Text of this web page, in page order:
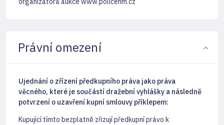
Právní omezení
Ujednání o zřízení předkupního práva jako práva
věcného, které je součástí dražební vyhlášky a následně
potvrzení o uzavření kupní smlouvy příklepem:
Kupující tímto bezplatně zřizují předkupní právo k